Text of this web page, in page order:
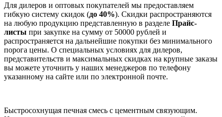
Для дилеров и оптовых покупателей мы предоставляем
гибкую систему скидок (до 40%). Скидки распространяются
на любую продукцию представленную в разделе Прайс-
листы при закупке на сумму от 50000 рублей и
распространяется на дальнейшие покупки без минимального
порога цены. О специальных условиях для дилеров,
представительств и максимальных скидках на крупные заказы
вы можете уточнить у наших менеджеров по телефону
указанному на сайте или по электронной почте.
Быстросохнущая печная смесь с цементным связующим.